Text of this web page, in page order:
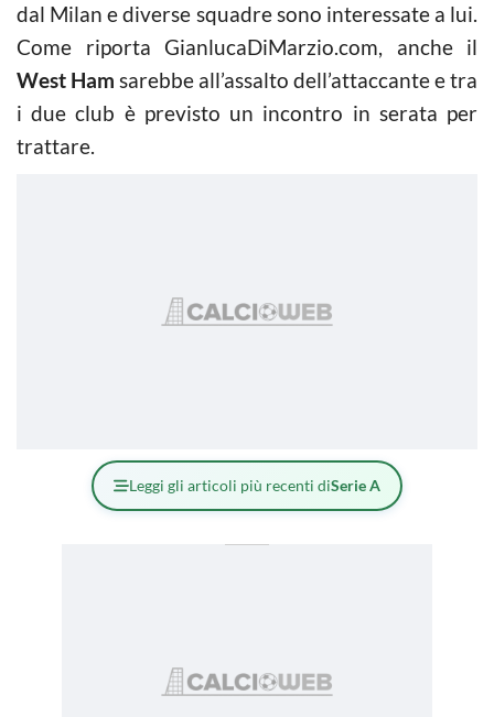
dal Milan e diverse squadre sono interessate a lui.
Come riporta GianlucaDiMarzio.com, anche il
West Ham sarebbe all’assalto dell’attaccante e tra
i due club è previsto un incontro in serata per
trattare.
Leggi gli articoli più recenti diSerie A